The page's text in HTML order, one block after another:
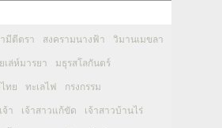
มีตีตรา สงครามนางฟ้า วิมานเมขลา
เล่ห์มารยา มธุรสโลกันตร์
ทย ทะเลไฟ กรงกรรม
จ้า เจ้าสาวแก้ขัด เจ้าสาวบ้านไร่